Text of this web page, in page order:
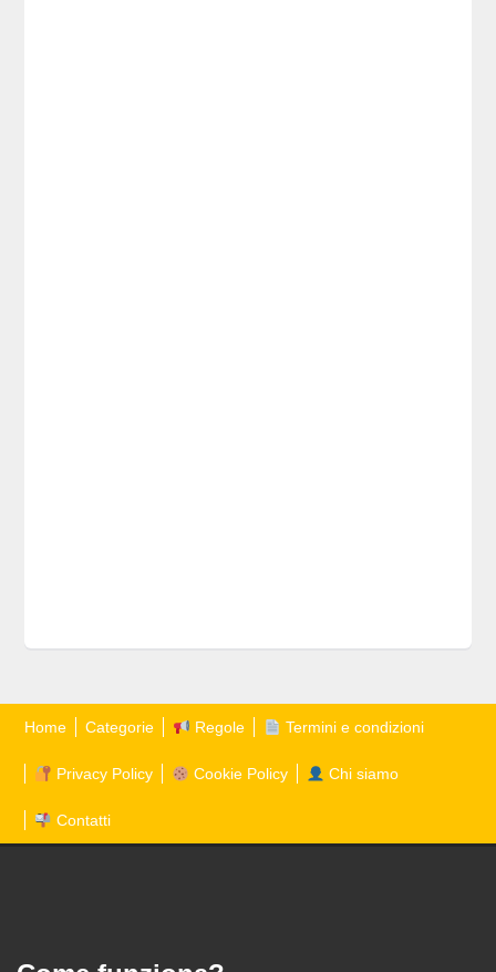
Home Categorie Regole Termini e condizioni
Privacy Policy Cookie Policy Chi siamo
Contatti